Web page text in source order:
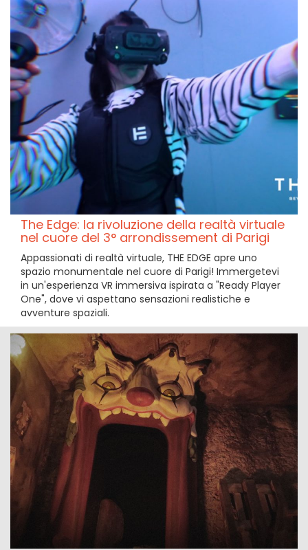
The Edge: la rivoluzione della realtà virtuale
nel cuore del 3° arrondissement di Parigi
Appassionati di realtà virtuale, THE EDGE apre uno
spazio monumentale nel cuore di Parigi! Immergetevi
in un'esperienza VR immersiva ispirata a "Ready Player
One", dove vi aspettano sensazioni realistiche e
avventure spaziali.